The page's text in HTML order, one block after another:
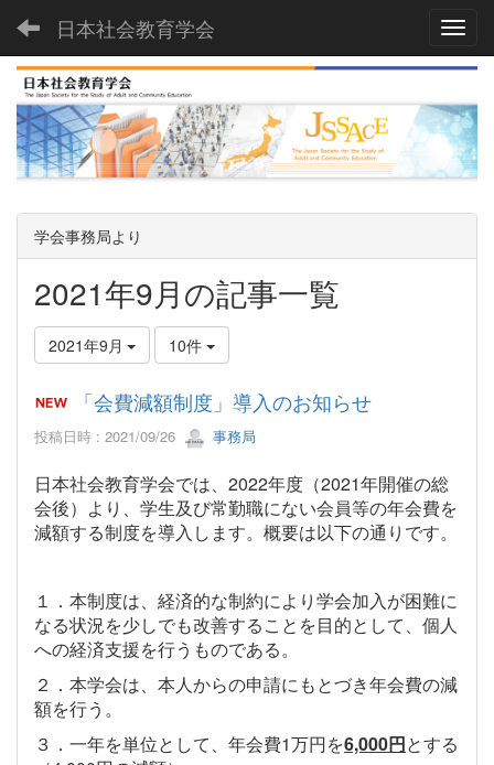
日本社会教育学会
学会事務局より
2021年9月の記事一覧
2021年9月 10件
「会費減額制度」導入のお知らせ
投稿日時 : 2021/09/26 事務局
日本社会教育学会では、2022年度（2021年開催の総
会後）より、学生及び常勤職にない会員等の年会費を
減額する制度を導入します。概要は以下の通りです。
１．本制度は、経済的な制約により学会加入が困難に
なる状況を少しでも改善することを目的として、個人
への経済支援を行うものである。
２．本学会は、本人からの申請にもとづき年会費の減
額を行う。
３．一年を単位として、年会費1万円を6,000円とする